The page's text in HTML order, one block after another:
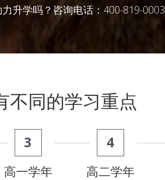
升学吗？咨询电话：400-819-0003
不同的学习重点
3
高一学年
4
高二学年